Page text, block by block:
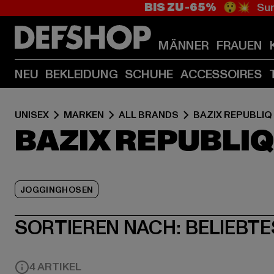
BIS ZU -65% 😲💥
MÄNNER FRAUEN
NEU BEKLEIDUNG SCHUHE ACCESSOIRES
UNISEX MARKEN ALL BRANDS BAZIX REPUBLIQ
BAZIX
JOGGINGHOSEN
SORTIEREN NACH:
4 ARTIKEL